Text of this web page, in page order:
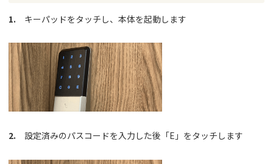
1. キーパッドをタッチし、本体を起動します
2. 設定済みのパスコードを入力した後「E」をタッチします